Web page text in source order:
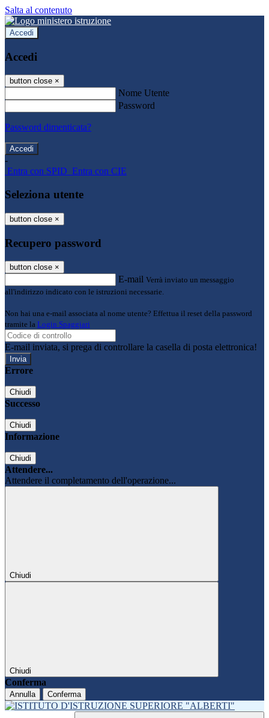
Salta al contenuto
Accedi
Accedi
button close ×
Nome Utente
Password
Password dimenticata?
-
Entra con SPID Entra con CIE
Seleziona utente
button close ×
Recupero password
button close ×
E-mail Verrà inviato un messaggio
all'indirizzo indicato con le istruzioni necessarie.
Non hai una e-mail associata al nome utente? Effettua il reset della password
tramite la Login Spaggiari
E-mail inviata, si prega di controllare la casella di posta elettronica!
Errore
Chiudi
Successo
Chiudi
Informazione
Chiudi
Attendere...
Attendere il completamento dell'operazione...
Chiudi
Chiudi
Conferma
Annulla Conferma